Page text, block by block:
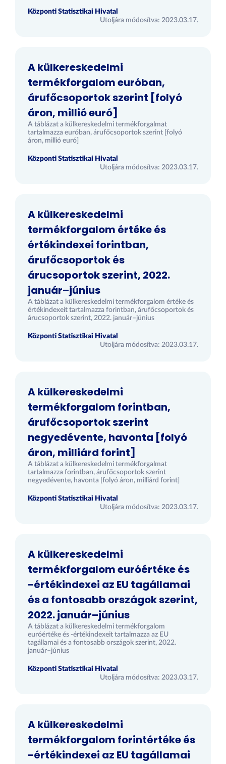
Központi Statisztikai Hivatal
Utoljára módosítva: 2023.03.17.
A külkereskedelmi
termékforgalom euróban,
árufőcsoportok szerint [folyó
áron, millió euró]
A táblázat a külkereskedelmi termékforgalmat
tartalmazza euróban, árufőcsoportok szerint [folyó
áron, millió euró]
Központi Statisztikai Hivatal
Utoljára módosítva: 2023.03.17.
A külkereskedelmi
termékforgalom értéke és
értékindexei forintban,
árufőcsoportok és
árucsoportok szerint, 2022.
január–június
A táblázat a külkereskedelmi termékforgalom értéke és
értékindexeit tartalmazza forintban, árufőcsoportok és
árucsoportok szerint, 2022. január–június
Központi Statisztikai Hivatal
Utoljára módosítva: 2023.03.17.
A külkereskedelmi
termékforgalom forintban,
árufőcsoportok szerint
negyedévente, havonta [folyó
áron, milliárd forint]
A táblázat a külkereskedelmi termékforgalmat
tartalmazza forintban, árufőcsoportok szerint
negyedévente, havonta [folyó áron, milliárd forint]
Központi Statisztikai Hivatal
Utoljára módosítva: 2023.03.17.
A külkereskedelmi
termékforgalom euróértéke és
-értékindexei az EU tagállamai
és a fontosabb országok szerint,
2022. január–június
A táblázat a külkereskedelmi termékforgalom
euróértéke és -értékindexeit tartalmazza az EU
tagállamai és a fontosabb országok szerint, 2022.
január–június
Központi Statisztikai Hivatal
Utoljára módosítva: 2023.03.17.
A külkereskedelmi
termékforgalom forintértéke és
-értékindexei az EU tagállamai